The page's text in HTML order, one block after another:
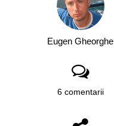
Eugen Gheorghe
6 comentarii